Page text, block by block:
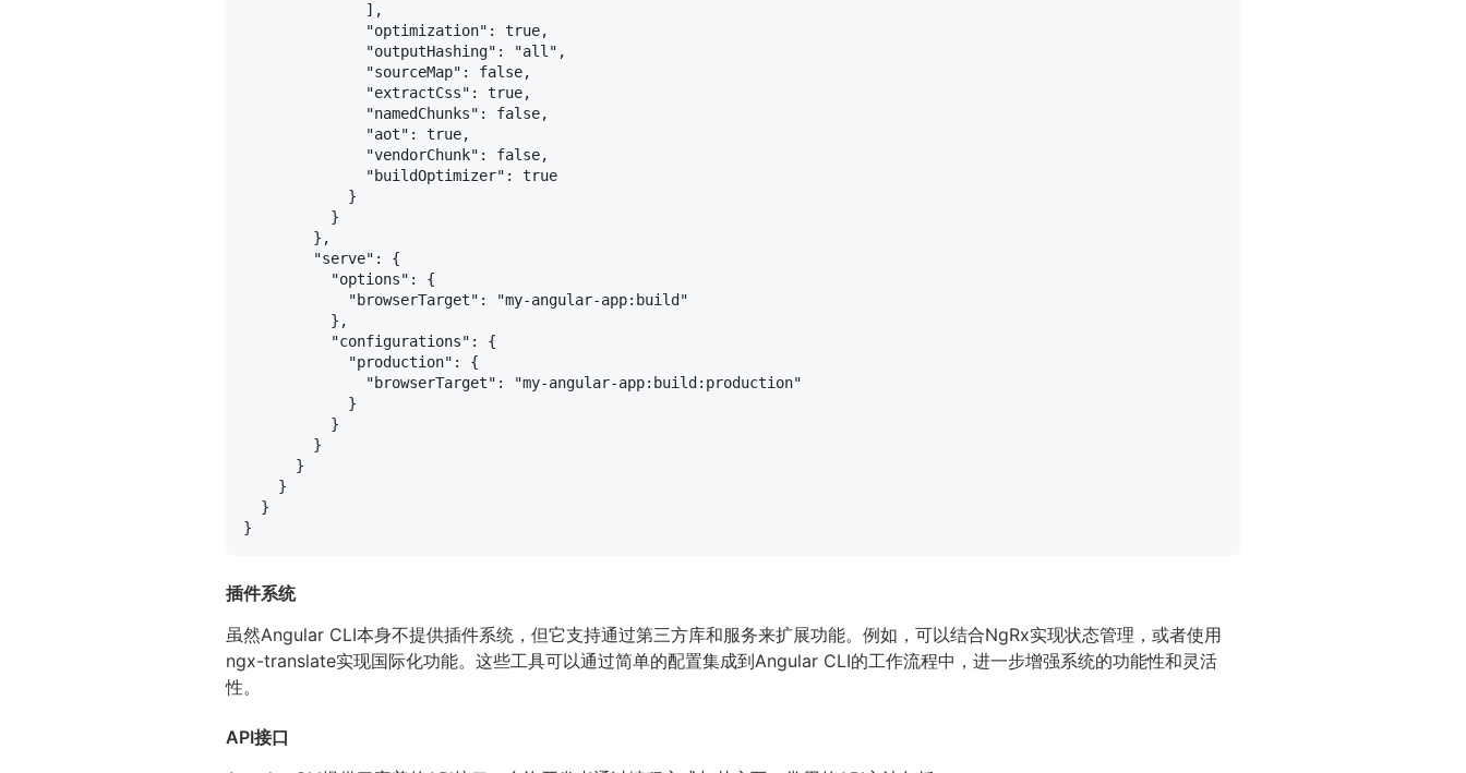
] ,
"optimization" : true,
"outputHashing" : "all" ,
"sourceMap" : false,
"extractCss" : true,
"namedChunks" : false,
"aot" : true,
"vendorChunk" : false,
"buildOptimizer" :
true
}
}
} ,
"serve" :
{
"options" :
{
"browserTarget" :
"my-angular-app:build"
} ,
"configurations" :
{
"production" :
{
"browserTarget" :
"my-angular-app:build:production"
}
}
}
}
}
}
}
插件系统
虽然Angular CLI本身不提供插件系统，但它支持通过第三方库和服务来扩展功能。例如，可以结合NgRx实现状态管理，或者使用
ngx-translate实现国际化功能。这些工具可以通过简单的配置集成到Angular CLI的工作流程中，进一步增强系统的功能性和灵活
性。
API接口